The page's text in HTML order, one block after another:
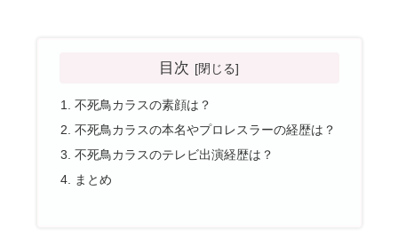
目次
不死鳥カラスの素顔は？
不死鳥カラスの本名やプロレスラーの経歴は？
不死鳥カラスのテレビ出演経歴は？
まとめ